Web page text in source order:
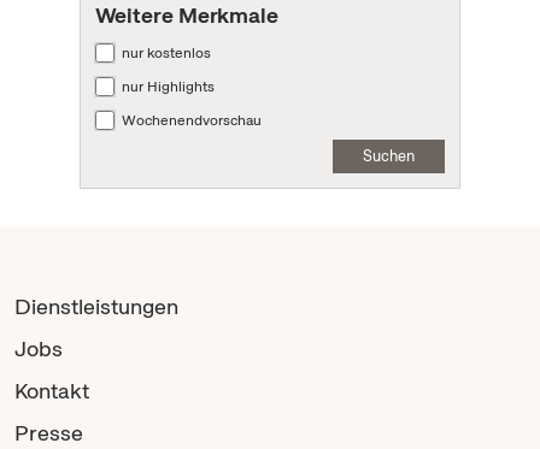
Weitere Merkmale
nur kostenlos
nur Highlights
Wochenendvorschau
Suchen
Dienstleistungen
Jobs
Kontakt
Presse